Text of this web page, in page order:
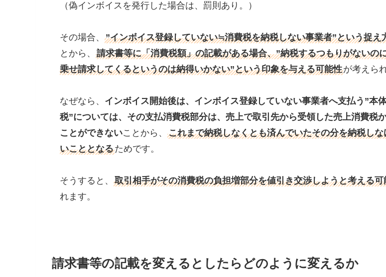
（偽インボイスを発行した場合は、罰則あり。）
その場合、 ”インボイス登録していない≒消費税を納税しない事業者”という捉え
とから、 請求書等に「消費税額」の記載がある場合、”納税するつもりがないの
乗せ請求してくるというのは納得いかない”という印象を与える可能性が考えら
なぜなら、 インボイス開始後は、インボイス登録していない事業者へ支払う”本
税”については、その支払消費税部分は、売上で取引先から受領した売上消費税
ことができないことから、 これまで納税しなくとも済んでいたその分を納税し
いこととなるためです。
そうすると、 取引相手がその消費税の負担増部分を値引き交渉しようと考える可
れます。
請求書等の記載を変えるとしたらどのように変えるか